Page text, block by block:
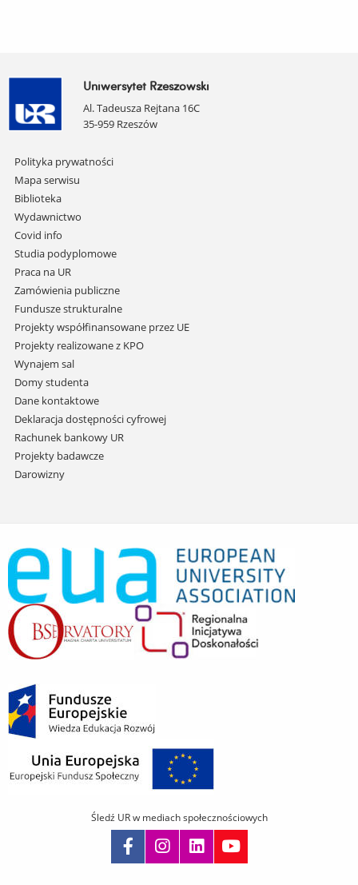
Uniwersytet Rzeszowski
Al. Tadeusza Rejtana 16C
35-959 Rzeszów
Pomiń
nawigację
i
przejdź
do
treści
Polityka prywatności
Mapa serwisu
Biblioteka
Wydawnictwo
Covid info
Studia podyplomowe
Praca na UR
Zamówienia publiczne
Fundusze strukturalne
Projekty współfinansowane przez UE
Projekty realizowane z KPO
Wynajem sal
Domy studenta
Dane kontaktowe
Deklaracja dostępności cyfrowej
Rachunek bankowy UR
Projekty badawcze
Darowizny
Śledź UR w mediach społecznościowych